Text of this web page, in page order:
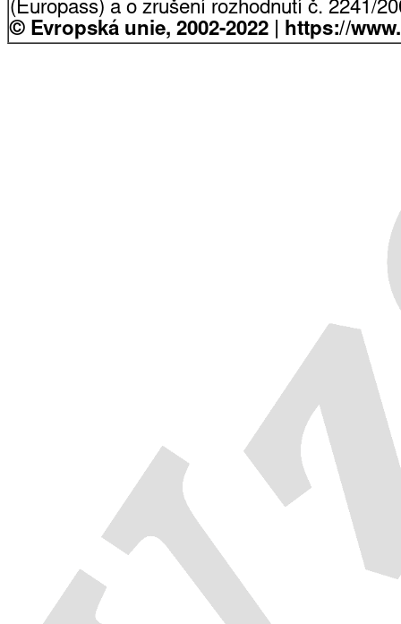
(Europass) a o zrušení rozhodnutí č. 2241/
© Evropská unie, 2002-2022 | https://